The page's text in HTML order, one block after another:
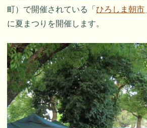
町）で開催されている「ひろしま朝市
に夏まつりを開催します。